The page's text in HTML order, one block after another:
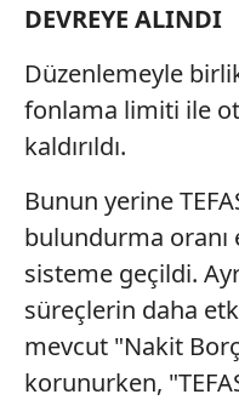
DEVREYE ALINDI
Düzenlemeyle
fonlama limiti ile
kaldırıldı.
Bunun yerine
bulundurma oranı
sisteme geçildi.
süreçlerin daha
mevcut "Nakit
korunurken,